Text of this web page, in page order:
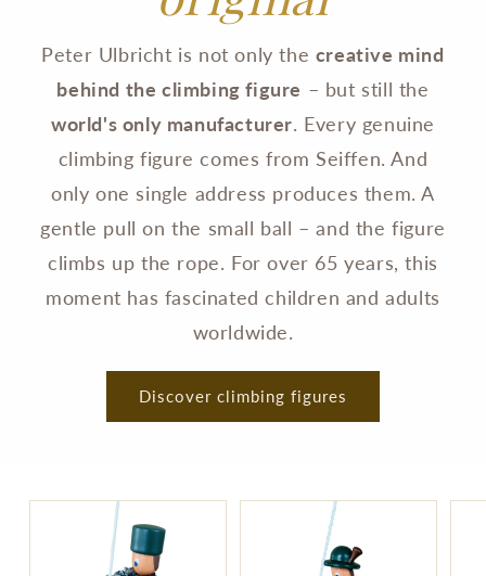
Peter Ulbricht is not only the creative mind
behind the climbing figure – but still the
world's only manufacturer. Every genuine
climbing figure comes from Seiffen. And
only one single address produces them. A
gentle pull on the small ball – and the figure
climbs up the rope. For over 65 years, this
moment has fascinated children and adults
worldwide.
Discover climbing figures